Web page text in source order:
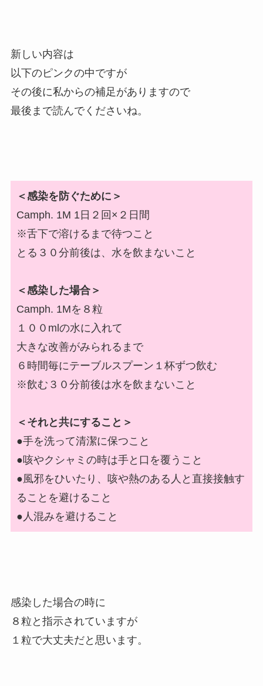
新しい内容は
以下のピンクの中ですが
その後に私からの補足がありますので
最後まで読んでくださいね。
＜感染を防ぐために＞
Camph. 1M 1日２回×２日間
※舌下で溶けるまで待つこと
とる３０分前後は、水を飲まないこと
＜感染した場合＞
Camph. 1Mを８粒
１００mlの水に入れて
大きな改善がみられるまで
６時間毎にテーブルスプーン１杯ずつ飲む
※飲む３０分前後は水を飲まないこと
＜それと共にすること＞
●手を洗って清潔に保つこと
●咳やクシャミの時は手と口を覆うこと
●風邪をひいたり、咳や熱のある人と直接接触す
ることを避けること
●人混みを避けること
感染した場合の時に
８粒と指示されていますが
１粒で大丈夫だと思います。